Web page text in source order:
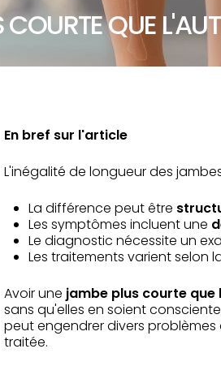
QUE
En bref sur l'article
L'inégalité de longueur des
La différence peut être
Les symptômes incluent une
Le diagnostic nécessite un
Les traitements varient selon
Avoir une jambe plus courte que
sans qu'elles en soient
peut engendrer divers
traitée.